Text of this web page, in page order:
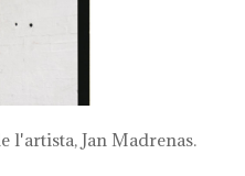
l'artista, Jan Madrenas.